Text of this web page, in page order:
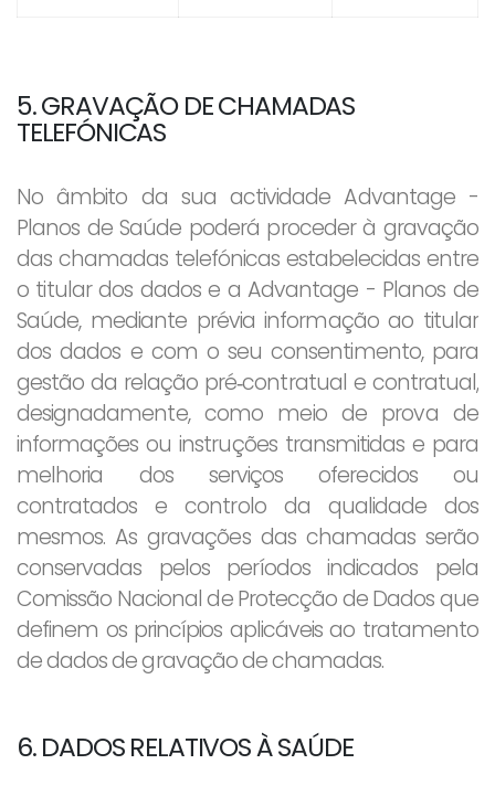
5. GRAVAÇÃO DE CHAMADAS
TELEFÓNICAS
No âmbito da sua actividade Advantage -
Planos de Saúde poderá proceder à gravação
das chamadas telefónicas estabelecidas entre
o titular dos dados e a Advantage - Planos de
Saúde, mediante prévia informação ao titular
dos dados e com o seu consentimento, para
gestão da relação pré‐contratual e contratual,
designadamente, como meio de prova de
informações ou instruções transmitidas e para
melhoria dos serviços oferecidos ou
contratados e controlo da qualidade dos
mesmos. As gravações das chamadas serão
conservadas pelos períodos indicados pela
Comissão Nacional de Protecção de Dados que
definem os princípios aplicáveis ao tratamento
de dados de gravação de chamadas.
6. DADOS RELATIVOS À SAÚDE